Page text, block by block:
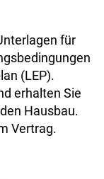
für
(LEP).
erhalten Sie
Hausbau.
Vertrag.